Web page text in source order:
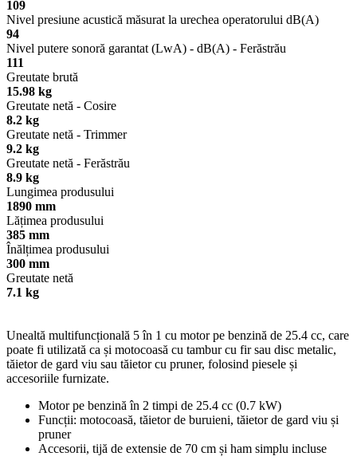
109
Nivel presiune acustică măsurat la urechea operatorului dB(A)
94
Nivel putere sonoră garantat (LwA) - dB(A) - Ferăstrău
111
Greutate brută
15.98 kg
Greutate netă - Cosire
8.2 kg
Greutate netă - Trimmer
9.2 kg
Greutate netă - Ferăstrău
8.9 kg
Lungimea produsului
1890 mm
Lățimea produsului
385 mm
Înălțimea produsului
300 mm
Greutate netă
7.1 kg
Unealtă multifuncțională 5 în 1 cu motor pe benzină de 25.4 cc, care
poate fi utilizată ca și motocoasă cu tambur cu fir sau disc metalic,
tăietor de gard viu sau tăietor cu pruner, folosind piesele și
accesoriile furnizate.
Motor pe benzină în 2 timpi de 25.4 cc (0.7 kW)
Funcții: motocoasă, tăietor de buruieni, tăietor de gard viu și
pruner
Accesorii, tijă de extensie de 70 cm și ham simplu incluse